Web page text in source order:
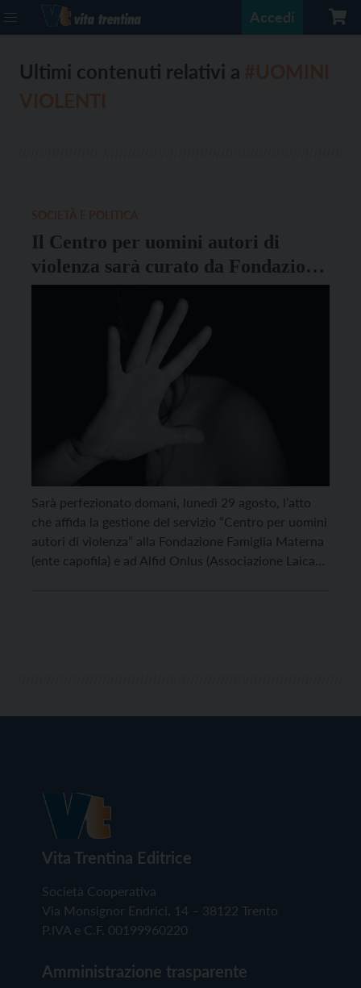
Accedi
Ultimi contenuti relativi a
Il Centro per uomini autori di
violenza sarà curato da Fondazione
Famiglia Materna e Alfid Onlus
Sarà perfezionato domani, lunedì 29 agosto, l’atto
che affida la gestione del servizio “Centro per uomini
autori di violenza” alla Fondazione Famiglia Materna
(ente capofila) e ad Alfid Onlus (Associazione Laica
Vita Trentina Editrice
Società Cooperativa
Via Monsignor Endrici, 14 – 38122 Trento
P.IVA e C.F. 00199960220
Amministrazione trasparente